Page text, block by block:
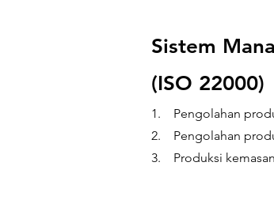
Sistem
(ISO 22000)
1. Pengolahan
2. Pengolahan
3. Produksi